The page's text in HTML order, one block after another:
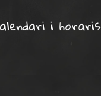
i horaris